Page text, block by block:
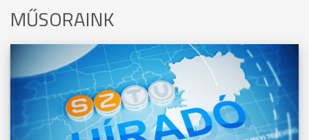
MŰSORAINK